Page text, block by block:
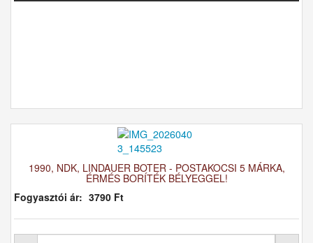
1990, NDK, LINDAUER BOTER - POSTAKOCSI 5 MÁRKA,
ÉRMÉS BORÍTÉK BÉLYEGGEL!
Fogyasztói ár: 3790 Ft